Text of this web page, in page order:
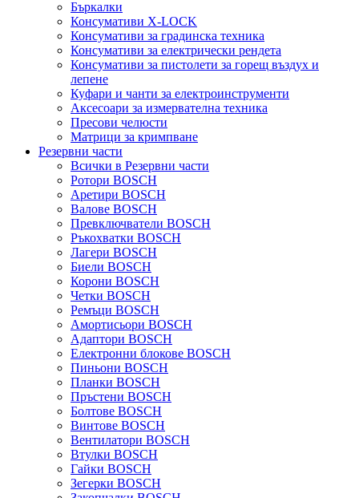
Бъркалки
Консумативи X-LOCK
Консумативи за градинска техника
Консумативи за електрически рендета
Консумативи за пистолети за горещ въздух и
лепене
Куфари и чанти за електроинструменти
Аксесоари за измервателна техника
Пресови челюсти
Матрици за кримпване
Резервни части
Всички в Резервни части
Ротори BOSCH
Аретири BOSCH
Валове BOSCH
Превключватели BOSCH
Ръкохватки BOSCH
Лагери BOSCH
Биели BOSCH
Корони BOSCH
Четки BOSCH
Ремъци BOSCH
Амортисьори BOSCH
Адаптори BOSCH
Електронни блокове BOSCH
Пиньони BOSCH
Планки BOSCH
Пръстени BOSCH
Болтове BOSCH
Винтове BOSCH
Вентилатори BOSCH
Втулки BOSCH
Гайки BOSCH
Зегерки BOSCH